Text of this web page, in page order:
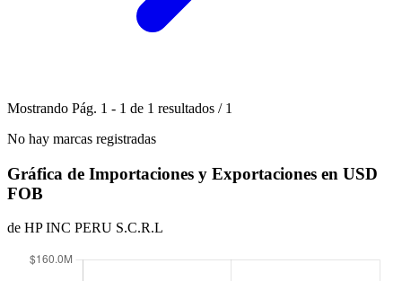
Mostrando Pág. 1 - 1 de 1 resultados / 1
No hay marcas registradas
Gráfica de Importaciones y Exportaciones en USD
FOB
de HP INC PERU S.C.R.L